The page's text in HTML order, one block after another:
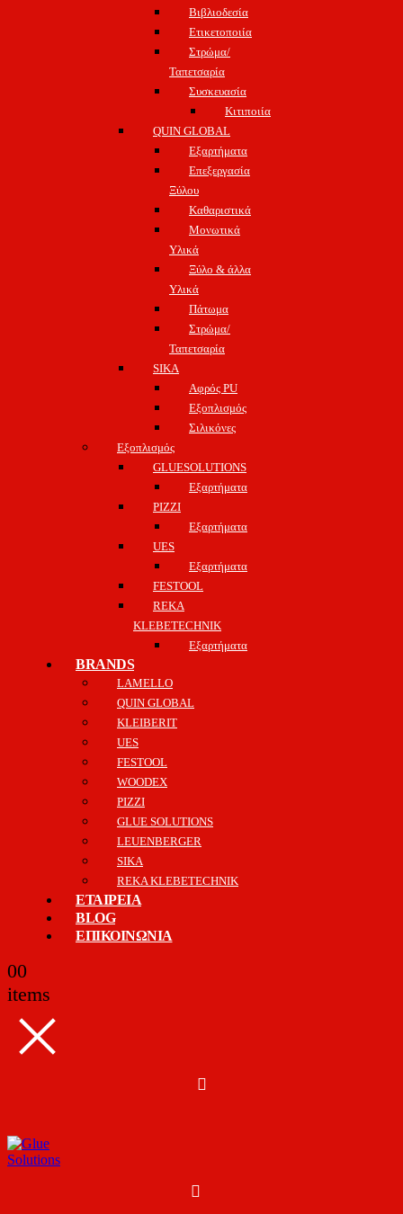
Βιβλιοδεσία
Ετικετοποιία
Στρώμα/
Ταπετσαρία
Συσκευασία
Κιτιποιία
QUIN GLOBAL
Εξαρτήματα
Επεξεργασία
Ξύλου
Καθαριστικά
Μονωτικά
Υλικά
Ξύλο & άλλα
Υλικά
Πάτωμα
Στρώμα/
Ταπετσαρία
SIKA
Αφρός PU
Εξοπλισμός
Σιλικόνες
Εξοπλισμός
GLUESOLUTIONS
Εξαρτήματα
PIZZI
Εξαρτήματα
UES
Εξαρτήματα
FESTOOL
REKA
KLEBETECHNIK
Εξαρτήματα
BRANDS
LAMELLO
QUIN GLOBAL
KLEIBERIT
UES
FESTOOL
WOODEX
PIZZI
GLUE SOLUTIONS
LEUENBERGER
SIKA
REKA KLEBETECHNIK
ΕΤΑΙΡΕΙΑ
BLOG
ΕΠΙΚΟΙΝΩΝΙΑ
00
items